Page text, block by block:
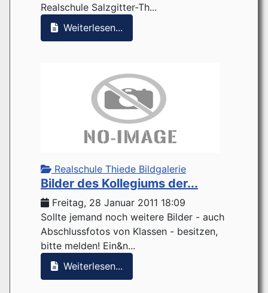
Realschule Salzgitter-Th...
Weiterlesen...
Realschule Thiede Bildgalerie
Bilder des Kollegiums der...
Freitag, 28 Januar 2011 18:09
Sollte jemand noch weitere Bilder - auch
Abschlussfotos von Klassen - besitzen,
bitte melden! Ein&n...
Weiterlesen...